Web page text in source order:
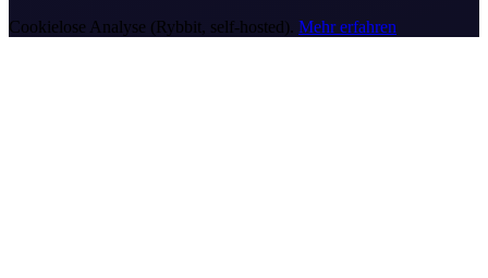
Cookielose Analyse (Rybbit, self-hosted). Mehr erfahren